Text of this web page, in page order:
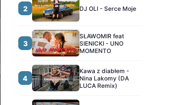
2 DJ OLI - Serce Moje
3
SŁAWOMIR feat
SIENICKI - UNO
MOMENTO
4
Kawa z diabłem -
Nina Lakomy (DA
LUCA Remix)